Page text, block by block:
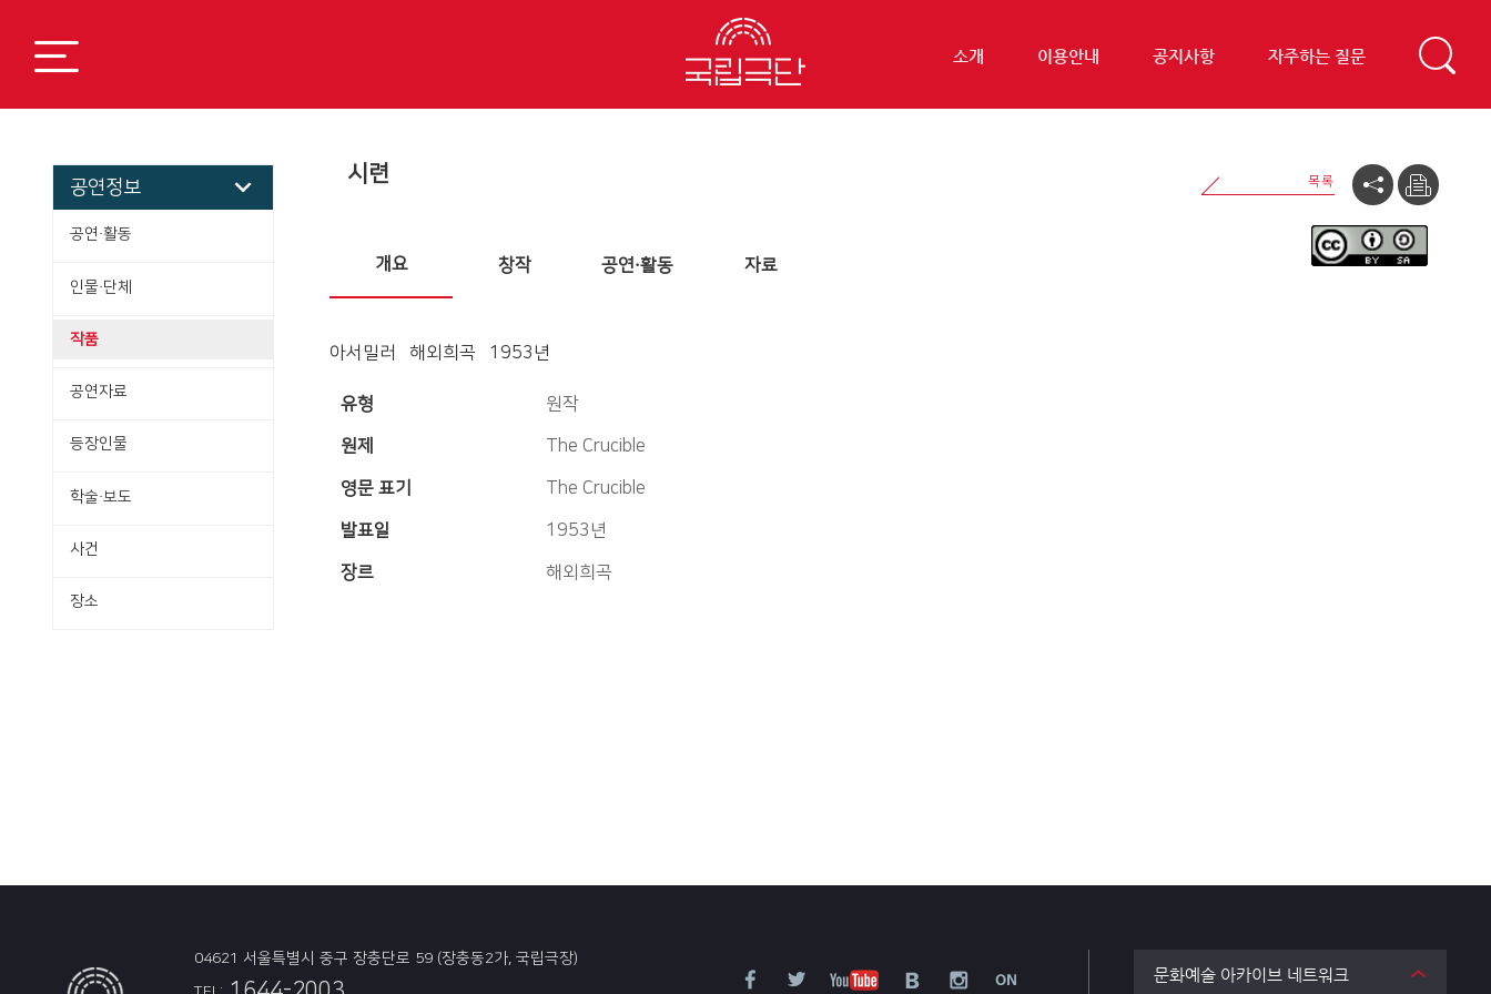
소개 이용안내 공지사항 자주하는 질문
공연정보
공연·활동
인물·단체
작품
공연자료
등장인물
학술·보도
사건
장소
시련
개요 창작 공연·활동 자료
아서밀러 해외희곡 1953년
유형 원작
원제 The Crucible
영문 표기 The Crucible
발표일 1953년
장르 해외희곡
04621 서울특별시 중구 장충단로 59 (장충동2가, 국립극장)
문화예술 아카이브 네트워크